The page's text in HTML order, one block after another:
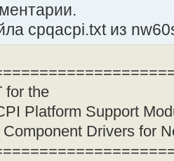
cpqacpi.txt из
for the
Platform Support
Drivers for